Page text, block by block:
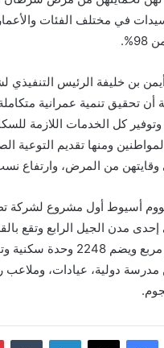
في مختلف الفئات
بن خليفة الرئيس
أن تحقيق تنمية عمرانية
كل الخدمات اللازمة
ومنها تقديم
من المرض، وارتفاع
أسيوط أول مشروع لشركة
إحدى مدن الجيل الرابع
391 ألف متر مربع
مدرسة دولية، عيادات،
فيسبوك ‫X لينكدإن